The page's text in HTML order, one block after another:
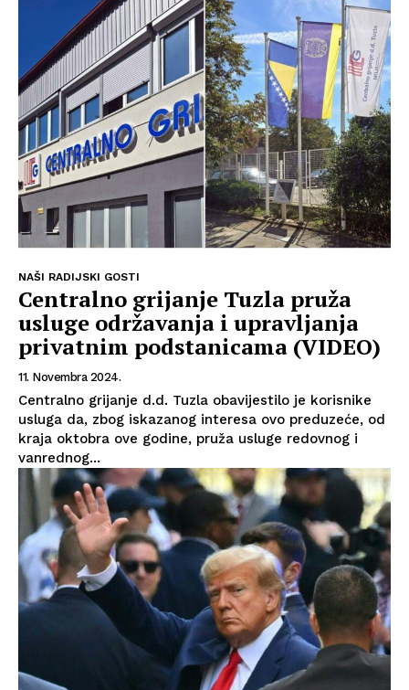
Kontakt
Impressum
NAŠI RADIJSKI GOSTI
Centralno grijanje Tuzla pruža
usluge održavanja i upravljanja
privatnim podstanicama (VIDEO)
11. Novembra 2024.
Centralno grijanje d.d. Tuzla obavijestilo je korisnike
usluga da, zbog iskazanog interesa ovo preduzeće, od
kraja oktobra ove godine, pruža usluge redovnog i
vanrednog...